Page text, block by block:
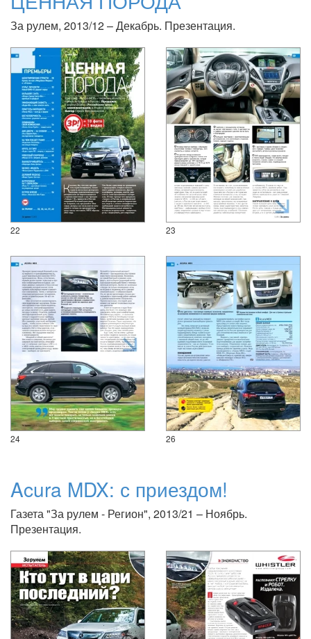
За рулем, 2013/12 – Декабрь. Презентация.
22 23
24 26
Acura MDX: с приездом!
Газета "За рулем - Регион", 2013/21 – Ноябрь.
Презентация.